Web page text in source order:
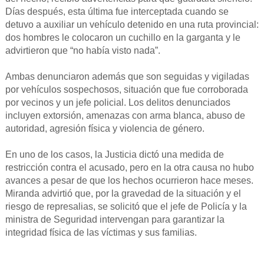
Días después, esta última fue interceptada cuando se
detuvo a auxiliar un vehículo detenido en una ruta provincial:
dos hombres le colocaron un cuchillo en la garganta y le
advirtieron que “no había visto nada”.
Ambas denunciaron además que son seguidas y vigiladas
por vehículos sospechosos, situación que fue corroborada
por vecinos y un jefe policial. Los delitos denunciados
incluyen extorsión, amenazas con arma blanca, abuso de
autoridad, agresión física y violencia de género.
En uno de los casos, la Justicia dictó una medida de
restricción contra el acusado, pero en la otra causa no hubo
avances a pesar de que los hechos ocurrieron hace meses.
Miranda advirtió que, por la gravedad de la situación y el
riesgo de represalias, se solicitó que el jefe de Policía y la
ministra de Seguridad intervengan para garantizar la
integridad física de las víctimas y sus familias.